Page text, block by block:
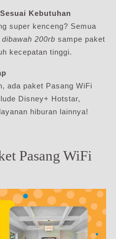
Kebutuhan
super kenceng? Semua
200rb sampe paket
kecepatan tinggi.
ada paket Pasang WiFi
Disney+ Hotstar,
hiburan lainnya!
Pasang WiFi